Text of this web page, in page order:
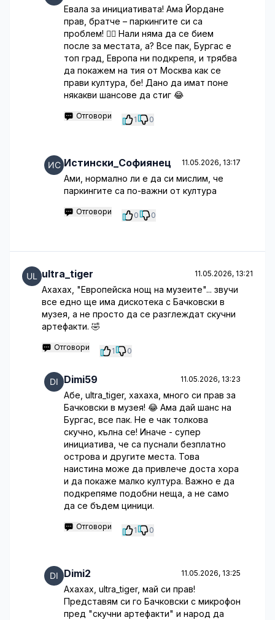
Евала за инициативата! Ама Йордане
прав, братче – паркингите си са
проблем! 🤦‍♂️ Нали няма да се бием
после за местата, а? Все пак, Бургас е
топ град, Европа ни подкрепя, и трябва
да покажем на тия от Москва как се
прави култура, бе! Дано да имат поне
някакви шансове да стиг 😂
Отговори 1 0
Истински_Софиянец 11.05.2026, 13:17
Ами, нормално ли е да си мислим, че
паркингите са по-важни от култура
Отговори 0 0
ultra_tiger 11.05.2026, 13:21
Ахахах, "Европейска нощ на музеите"... звучи
все едно ще има дискотека с Бачковски в
музея, а не просто да се разглеждат скучни
артефакти. 🤣
Отговори 1 0
Dimi59 11.05.2026, 13:23
Абе, ultra_tiger, хахаха, много си прав за
Бачковски в музея! 😂 Ама дай шанс на
Бургас, все пак. Не е чак толкова
скучно, кълна се! Иначе - супер
инициатива, че са пуснали безплатно
острова и другите места. Това
наистина може да привлече доста хора
и да покаже малко култура. Важно е да
подкрепяме подобни неща, а не само
да се бъдем циници.
Отговори 1 0
Dimi2 11.05.2026, 13:25
Ахахах, ultra_tiger, май си прав!
Представям си го Бачковски с микрофон
пред "скучни артефакти" и народ да